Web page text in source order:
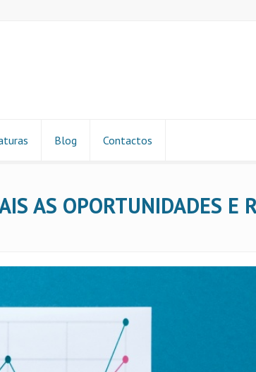
Blog Contactos
AS OPORTUNIDADES E